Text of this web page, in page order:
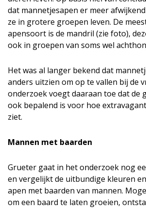
dat mannetjesapen er meer
ze in grotere groepen leven. De
apensoort is de mandril (zie foto),
ook in groepen van soms wel
Het was al langer bekend dat
anders uitzien om op te vallen bij de
onderzoek voegt daaraan toe dat de
ook bepalend is voor hoe
ziet.
Mannen met baarden
Grueter gaat in het onderzoek nog
en vergelijkt de uitbundige kleuren
apen met baarden van mannen.
om een baard te laten groeien,